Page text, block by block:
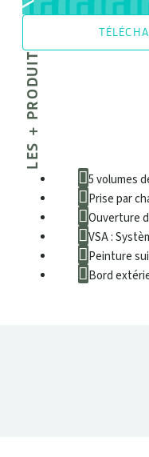
LES + PRODUIT
5 volumes
Prise par
Ouverture
VSA :
Peinture
Bord